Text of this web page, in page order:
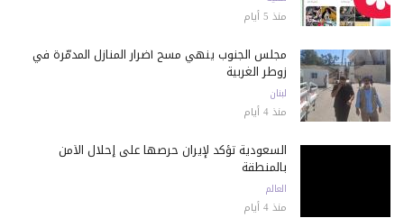
منذ 5 أيام
مجلس الجنوب ينهي مسح أضرار المنازل المدمّرة في
زوطر الغربية
لبنان
منذ 4 أيام
السعودية تؤكد لإيران حرصها على إحلال الأمن
بالمنطقة
العالم
منذ 4 أيام